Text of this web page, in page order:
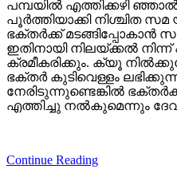
പമ്പയില്‍ എത്തിക്കഴി
പൂര്‍ത്തിയാക്കി നിശ്ചിത
ഭക്തര്‍ക്ക് മടങ്ങിപ്പോകാന്‍
ഇതിനായി നിലയ്ക്കല്‍
ക്രമീകരിക്കും. ക്യൂ
ഭക്തര്‍ കുടിവെള്ളം
നേരിടുന്നുണ്ടെങ്കില്‍
എത്തിച്ചു നല്‍കുമെന്നും
Continue Reading